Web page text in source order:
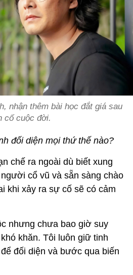
nhận thêm bài học đắt giá sau
cố cuộc đời.
đối diện mọi thứ thế nào?
chế ra ngoài dù biết xung
cổ vũ và sẵn sàng chào
khi xảy ra sự cố sẽ có cảm
nhưng chưa bao giờ suy
khăn. Tôi luôn giữ tinh
đối diện và bước qua biến